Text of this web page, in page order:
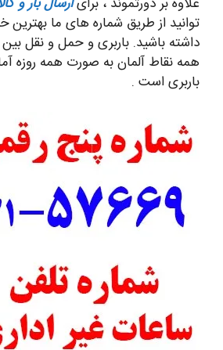
توانید از طریق شماره های ما بهترین
داشته باشید. باربری و حمل و نقل بین
همه نقاط آلمان به صورت همه روزه
باربری است .